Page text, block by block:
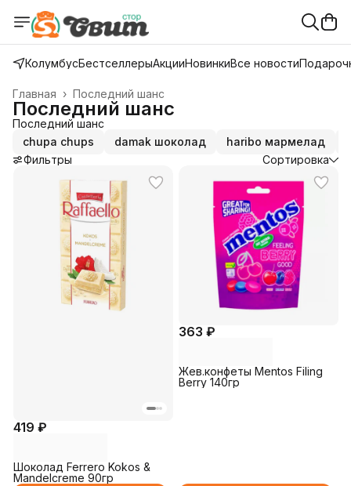
КолумбусБестселлерыАкцииНовинкиВсе новости
Последний шанс
Главная ›
Последний шанс
Последний шанс
chupa chups
damak шоколад haribo мармелад
Фильтры
Сортировка
419 ₽
Шоколад Ferrero Kokos &
Mandelcreme 90гр
363 ₽
Жев.конфеты Mentos Filing
Berry 140гр